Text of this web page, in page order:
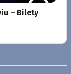
– Bilety